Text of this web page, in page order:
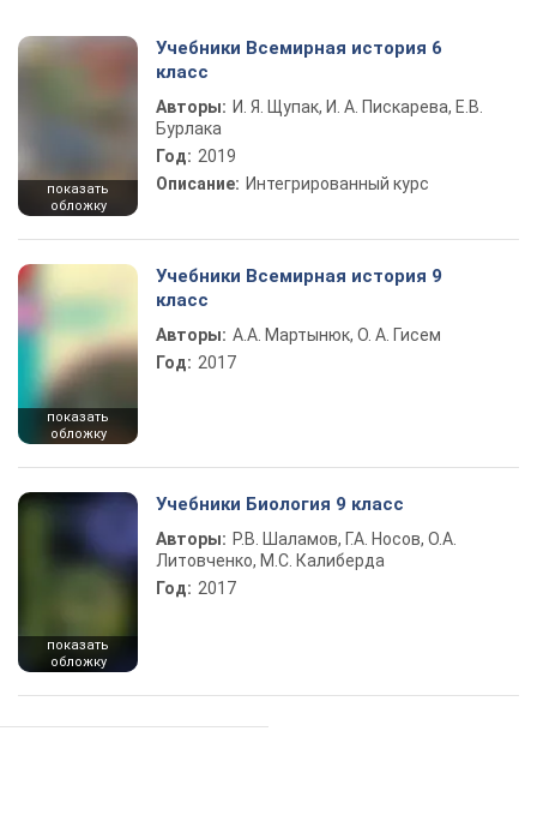
показать
обложку
Учебники Всемирная история 6
класс
Авторы: И. Я. Щупак, И. А. Пискарева, Е.В.
Бурлака
Год: 2019
Описание: Интегрированный курс
показать
обложку
Учебники Всемирная история 9
класс
Авторы: А.А. Мартынюк, О. А. Гисем
Год: 2017
показать
обложку
Учебники Биология 9 класс
Авторы: Р.В. Шаламов, Г.А. Носов, О.А.
Литовченко, М.С. Калиберда
Год: 2017